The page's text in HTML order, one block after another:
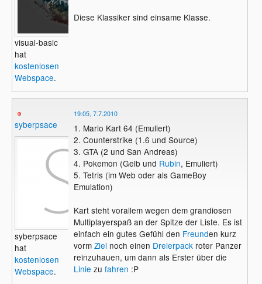
visual-basic
hat
kostenlosen
Webspace.
Diese Klassiker sind einsame Klasse.
syberpsace
syberpsace
hat
kostenlosen
Webspace.
19:05, 7.7.2010
1. Mario Kart 64 (Emuliert)
2. Counterstrike (1.6 und Source)
3. GTA (2 und San Andreas)
4. Pokemon (Gelb und Rubin, Emuliert)
5. Tetris (im Web oder als GameBoy
Emulation)
Kart steht vorallem wegen dem grandiosen
Multiplayerspaß an der Spitze der Liste. Es ist
einfach ein gutes Gefühl den Freunden kurz
vorm Ziel noch einen Dreierpackroter Panzer
reinzuhauen, um dann als Erster über die
Linie zu fahren :P